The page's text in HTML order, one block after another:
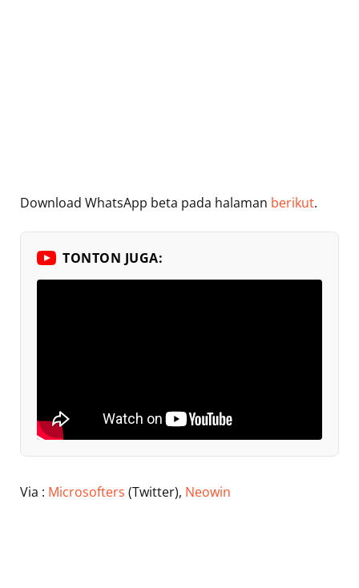
Download WhatsApp beta pada halaman berikut.
TONTON JUGA:
Via : Microsofters (Twitter), Neowin